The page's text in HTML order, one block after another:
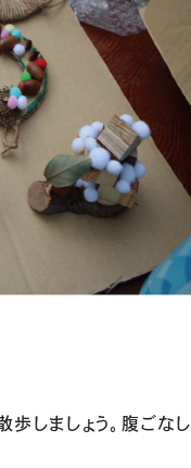
しましょう。腹ごなし